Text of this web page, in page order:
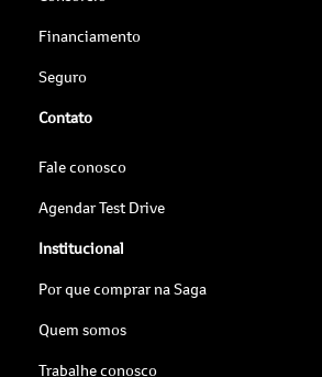
Financiamento
Seguro
Contato
Fale conosco
Agendar Test Drive
Institucional
Por que comprar na Saga
Quem somos
Trabalhe conosco